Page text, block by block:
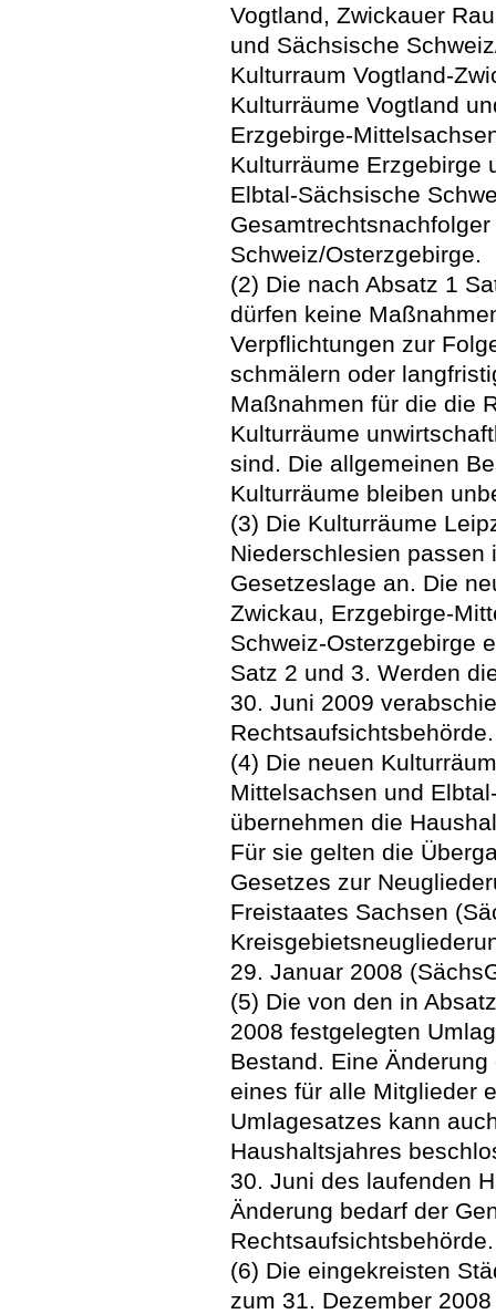
Vogtland, Zwickauer
und Sächsische
Kulturraum Vogtland-
Kulturräume Vogtland
Erzgebirge-
Kulturräume Erzgebirge
Elbtal-Sächsische
Schweiz/Osterzgebirge.
(2) Die nach Absatz 1
dürfen keine
Verpflichtungen zur
schmälern oder
Maßnahmen für die die
Kulturräume
sind. Die allgemeinen
Kulturräume bleiben
(3) Die Kulturräume
Niederschlesien passen
Gesetzeslage an. Die
Zwickau, Erzgebirge-
Schweiz-Osterzgebirge
Satz 2 und 3. Werden
30. Juni 2009
Rechtsaufsichtsbehörde.
(4) Die neuen
Mittelsachsen und
übernehmen die
Für sie gelten die
Gesetzes zur
Freistaates Sachsen
29. Januar 2008
(5) Die von den in
2008 festgelegten
Bestand. Eine
eines für alle Mitglieder
Umlagesatzes kann
Haushaltsjahres
30. Juni des laufenden
Änderung bedarf der
Rechtsaufsichtsbehörde.
(6) Die eingekreisten
zum 31. Dezember